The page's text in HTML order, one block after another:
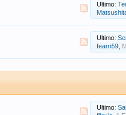
Ultimo:
Ultimo:
fearn59
Ultimo: